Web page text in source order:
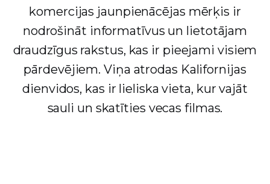
komercijas jaunpienācējas mērķis ir
nodrošināt informatīvus un lietotājam
draudzīgus rakstus, kas ir pieejami visiem
pārdevējiem. Viņa atrodas Kalifornijas
dienvidos, kas ir lieliska vieta, kur vajāt
sauli un skatīties vecas filmas.